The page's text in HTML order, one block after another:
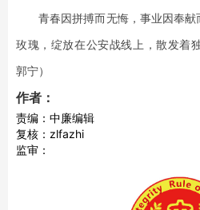
青春因拼搏而无悔，事业因奉献
玫瑰，绽放在公安战线上，散发着
郭宁）
作者：
责编：中廉编辑
复核：zlfazhi
监审：